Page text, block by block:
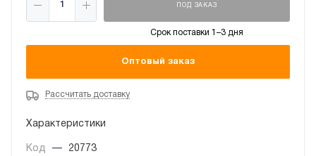
ПОД ЗАКАЗ
Срок поставки 1–3 дня
Оптовый заказ
Рассчитать доставку
Характеристики
Код —
20773